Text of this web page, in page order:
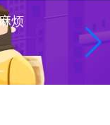
烦